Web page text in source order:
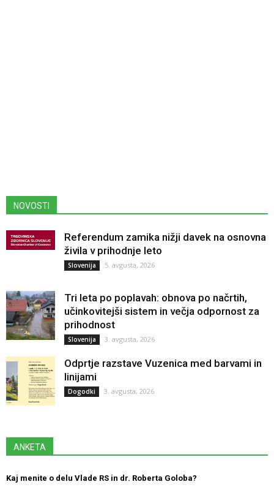
NOVOSTI
Referendum zamika nižji davek na osnovna
živila v prihodnje leto
Slovenija 5. avgusta, 2026
Tri leta po poplavah: obnova po načrtih,
učinkovitejši sistem in večja odpornost za
prihodnost
Slovenija 3. avgusta, 2026
Odprtje razstave Vuzenica med barvami in
linijami
Dogodki 3. avgusta, 2026
ANKETA
Kaj menite o delu Vlade RS in dr. Roberta Goloba?